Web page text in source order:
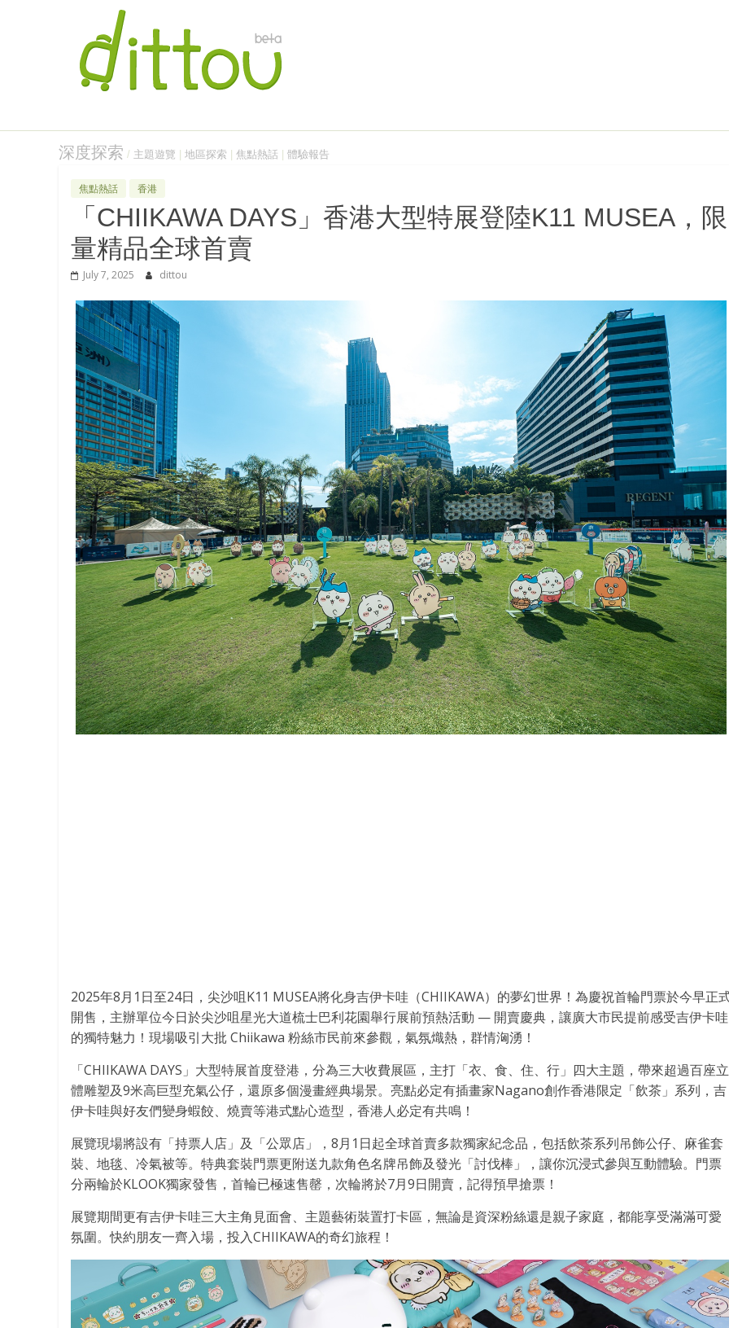
深度探索 / 主題遊覽 地區探索 焦點熱話 體驗報告
焦點熱話 香港
「CHIIKAWA DAYS」香港大型特展登陸K11 MUSEA，限
量精品全球首賣
July 7, 2025 dittou
2025年8月1日至24日，尖沙咀K11 MUSEA將化身吉伊卡哇（CHIIKAWA）的夢幻世界！為慶祝首輪門票於今早正
開售，主辦單位今日於尖沙咀星光大道梳士巴利花園舉行展前預熱活動 — 開賣慶典，讓廣大市民提前感受吉伊卡哇
的獨特魅力！現場吸引大批 Chiikawa 粉絲市民前來參觀，氣氛熾熱，群情洶湧！
「CHIIKAWA DAYS」大型特展首度登港，分為三大收費展區，主打「衣、食、住、行」四大主題，帶來超過百座立
體雕塑及9米高巨型充氣公仔，還原多個漫畫經典場景。亮點必定有插畫家Nagano創作香港限定「飲茶」系列，吉
伊卡哇與好友們變身蝦餃、燒賣等港式點心造型，香港人必定有共鳴！
展覽現場將設有「持票人店」及「公眾店」，8月1日起全球首賣多款獨家紀念品，包括飲茶系列吊飾公仔、麻雀套
裝、地毯、冷氣被等。特典套裝門票更附送九款角色名牌吊飾及發光「討伐棒」，讓你沉浸式參與互動體驗。門票
分兩輪於KLOOK獨家發售，首輪已極速售罄，次輪將於7月9日開賣，記得預早搶票！
展覽期間更有吉伊卡哇三大主角見面會、主題藝術裝置打卡區，無論是資深粉絲還是親子家庭，都能享受滿滿可愛
氛圍。快約朋友一齊入場，投入CHIIKAWA的奇幻旅程！